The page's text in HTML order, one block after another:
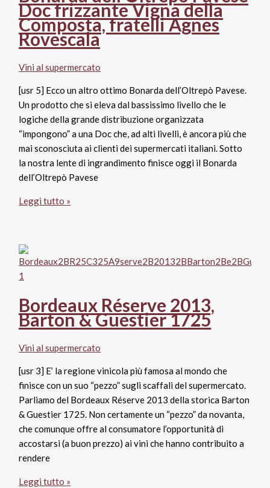
Figli
Doc frizzante Vigna della
Composta, fratelli Agnes
Rovescala
Vini al supermercato
[usr 5] Ecco un altro ottimo Bonarda dell’Oltrepò Pavese.
Un prodotto che si eleva dal bassissimo livello che le
logiche della grande distribuzione organizzata
“impongono” a una Doc che, ad alti livelli, è ancora più che
mai sconosciuta ai clienti dei supermercati italiani. Sotto
la nostra lente di ingrandimento finisce oggi il Bonarda
dell’Oltrepò Pavese
Bonarda
Doc
frizzante
Vigna
Composta,
fratelli
Agnes
Rovescala
Leggi tutto »
Bordeaux Réserve 2013,
Barton & Guestier 1725
Vini al supermercato
[usr 3] E’ la regione vinicola più famosa al mondo che
finisce con un suo “pezzo” sugli scaffali del supermercato.
Parliamo del Bordeaux Réserve 2013 della storica Barton
& Guestier 1725. Non certamente un “pezzo” da novanta,
che comunque offre al consumatore l’opportunità di
accostarsi (a buon prezzo) ai vini che hanno contribuito a
rendere
Bordeaux
Leggi tutto »